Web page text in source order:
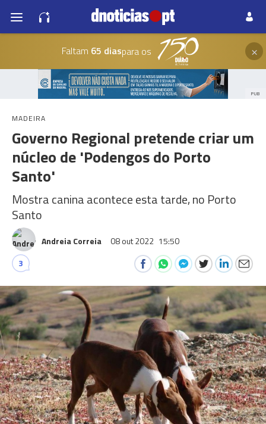
Faltam 65 diaspara os ×
PUB
MADEIRA
Governo Regional pretende criar um
núcleo de 'Podengos do Porto
Santo'
Mostra canina acontece esta tarde, no Porto
Santo
Andreia Correia 08 out 2022 15:50
3